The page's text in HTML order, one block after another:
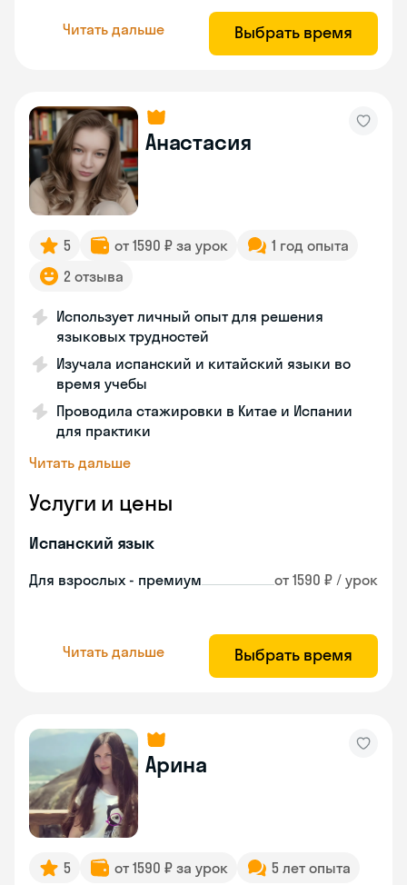
Читать дальше Выбрать время
Анастасия
5 от 1590 ₽ за урок
1 год опыта
2 отзыва
Использует личный опыт для решения
языковых трудностей
Изучала испанский и китайский языки во
время учебы
Проводила стажировки в Китае и Испании
для практики
Читать дальше
Услуги и цены
Испанский язык
Для взрослых - премиум от 1590 ₽ / урок
Читать дальше Выбрать время
Арина
5 от 1590 ₽ за урок 5 лет опыта